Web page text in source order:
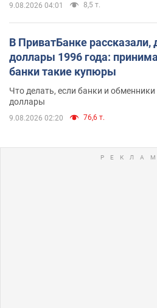
9.08.2026 04:01 8,5 т.
В ПриватБанке рассказали,
доллары 1996 года:
банки такие купюры
Что делать, если банки и
доллары
9.08.2026 02:20 76,6 т.